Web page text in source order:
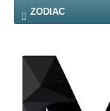
ZODIAC